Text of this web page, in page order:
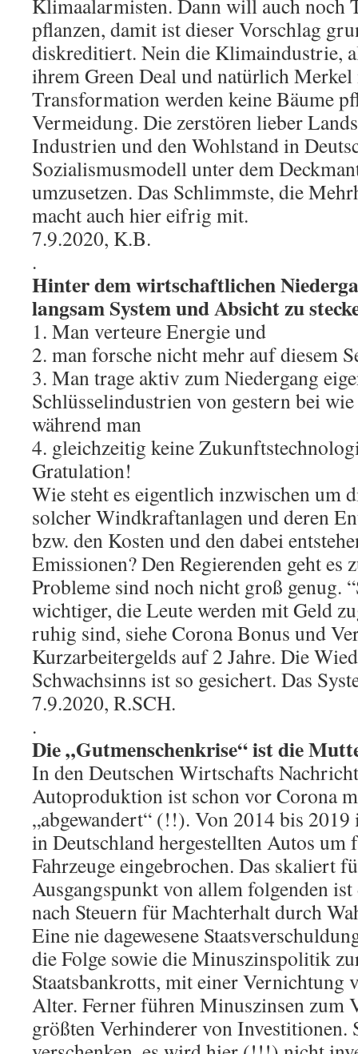
Klimaalarmisten. Dann will auch noch
pflanzen, damit ist dieser Vorschlag
diskreditiert. Nein die Klimaindustrie,
ihrem Green Deal und natürlich
Transformation werden keine Bäume
Vermeidung. Die zerstören lieber
Industrien und den Wohlstand in
Sozialismusmodell unter dem
umzusetzen. Das Schlimmste, die
macht auch hier eifrig mit.
7.9.2020, K.B.
.
Hinter dem wirtschaftlichen
langsam System und Absicht zu
1. Man verteure Energie und
2. man forsche nicht mehr auf diesem
3. Man trage aktiv zum Niedergang
Schlüsselindustrien von gestern bei
während man
4. gleichzeitig keine
Gratulation!
Wie steht es eigentlich inzwischen um
solcher Windkraftanlagen und deren
bzw. den Kosten und den dabei
Emissionen? Den Regierenden geht es
Probleme sind noch nicht groß genug.
wichtiger, die Leute werden mit Geld
ruhig sind, siehe Corona Bonus und
Kurzarbeitergelds auf 2 Jahre. Die
Schwachsinns ist so gesichert. Das
7.9.2020, R.SCH.
.
Die „Gutmenschenkrise“ ist die
In den Deutschen Wirtschafts
Autoproduktion ist schon vor Corona
„abgewandert“ (!!). Von 2014 bis
in Deutschland hergestellten Autos
Fahrzeuge eingebrochen. Das skaliert
Ausgangspunkt von allem folgenden ist
nach Steuern für Machterhalt durch
Eine nie dagewesene
die Folge sowie die Minuszinspolitik
Staatsbankrotts, mit einer Vernichtung
Alter. Ferner führen Minuszinsen zum
größten Verhinderer von Investitionen.